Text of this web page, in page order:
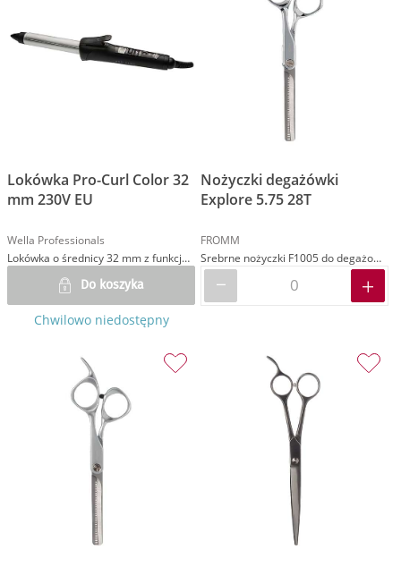
Lokówka Pro-Curl Color 32
mm 230V EU
Wella Professionals
Lokówka o średnicy 32 mm z funkcją ochrony koloru
Do koszyka
Chwilowo niedostępny
Nożyczki degażówki
Explore 5.75 28T
FROMM
Srebrne nożyczki F1005 do degażowania w rozmiarze 5.75 z uchwytem semi-asymetrycznym